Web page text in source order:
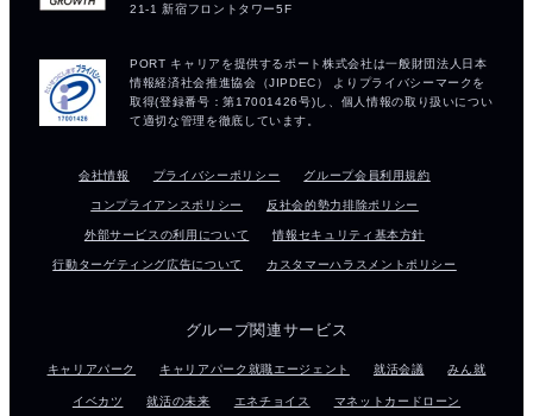
会社情報 プライバシーポリシー グループ会員利用規約
コンプライアンスポリシー 反社会的勢力排除ポリシー
外部サービスの利用について 情報セキュリティ基本方針
行動ターゲティング広告について カスタマーハラスメントポリシー